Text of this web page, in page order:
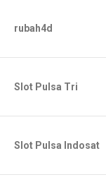
rubah4d
Slot Pulsa Tri
Slot Pulsa Indosat